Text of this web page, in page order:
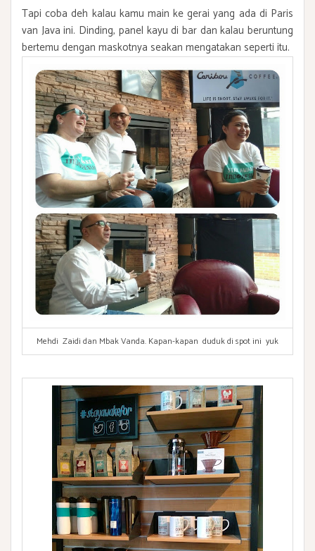
Tapi coba deh kalau kamu main ke gerai yang ada di Paris
van Java ini. Dinding, panel kayu di bar dan kalau beruntung
bertemu dengan maskotnya seakan mengatakan seperti itu.
Mehdi Zaidi dan Mbak Vanda. Kapan-kapan duduk di spot ini yuk